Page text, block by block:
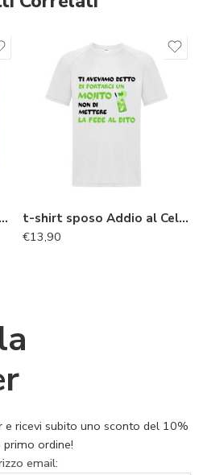
Pochette per la maestra personalizzata regalo fine anno
t-shirt sposo Addio al Celibato “Mojito, non fede al dito”
€13,90
ricevi subito uno sconto del 10%
ordine!
email: